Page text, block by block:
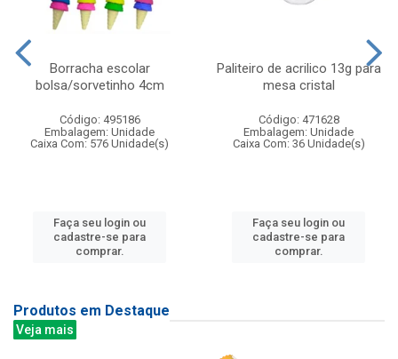
Borracha escolar
bolsa/sorvetinho 4cm
Código: 495186
Embalagem: Unidade
Caixa Com: 576 Unidade(s)
Faça seu login ou
cadastre-se para
comprar.
Paliteiro de acrilico 13g para
mesa cristal
Código: 471628
Embalagem: Unidade
Caixa Com: 36 Unidade(s)
Faça seu login ou
cadastre-se para
comprar.
Produtos em Destaque
Veja mais